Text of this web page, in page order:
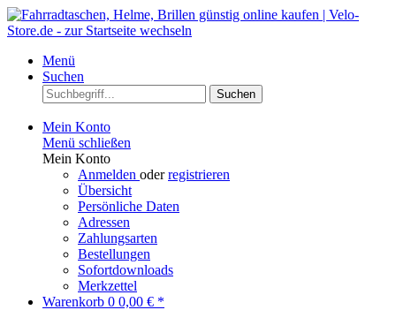
Menü
Suchen
Suchen
Mein Konto
Menü schließen
Mein Konto
Anmelden oderregistrieren
Übersicht
Persönliche Daten
Adressen
Zahlungsarten
Bestellungen
Sofortdownloads
Merkzettel
Warenkorb 0 0,00 € *